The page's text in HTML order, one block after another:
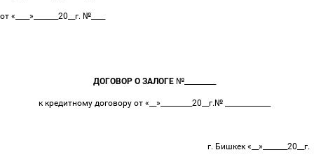
от «____»_______20__г. №____
ДОГОВОР О ЗАЛОГЕ №_________
к кредитному договору от «__»_________20__г.№ _____________
г. Бишкек «__»_______20__г.